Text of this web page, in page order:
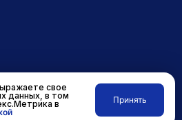
Разработано вRASA
свое
данных, в том
в
Принять